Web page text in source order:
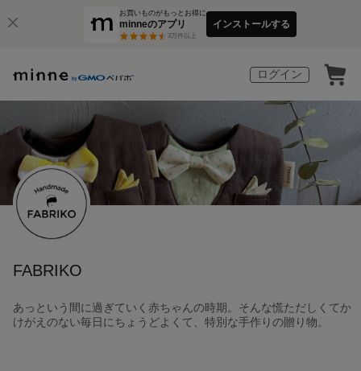
お買いものがもっとお得に
minneのアプリ
3万件以上
インストールする
ログイン
FABRIKO
あっという間に過ぎていく赤ちゃんの時期。そんな慌ただしくてか
けがえのない毎日にちょうどよくて、特別な手作りの贈り物。